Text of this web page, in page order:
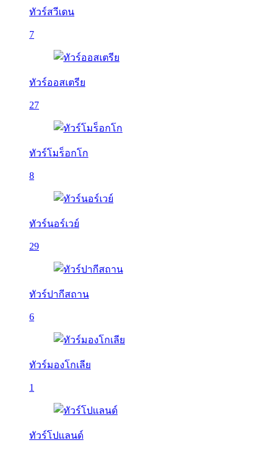
ทัวร์สวีเดน
7
ทัวร์ออสเตรีย
27
ทัวร์โมร็อกโก
8
ทัวร์นอร์เวย์
29
ทัวร์ปากีสถาน
6
ทัวร์มองโกเลีย
1
ทัวร์โปแลนด์